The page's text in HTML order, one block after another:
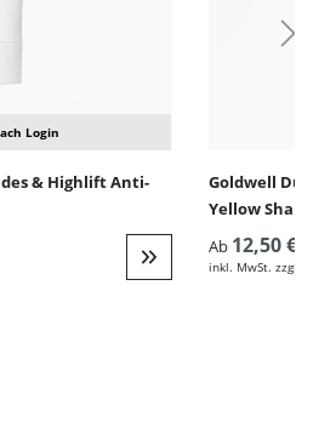
Login
& Highlift Anti-
Weiter zur Detail
Goldwell
Yellow
Ab 12,50 €
inkl. MwSt. zzgl.